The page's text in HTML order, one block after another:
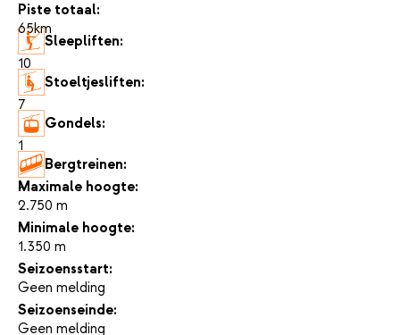
Piste totaal:
65km
Sleepliften:
10
Stoeltjesliften:
7
Gondels:
1
Bergtreinen:
-
Maximale hoogte:
2.750 m
Minimale hoogte:
1.350 m
Seizoensstart:
Geen melding
Seizoenseinde:
Geen melding